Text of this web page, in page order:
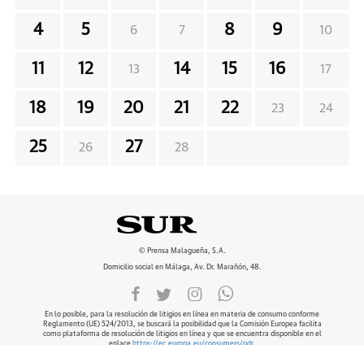
4 5 6 7 8 9 10
11 12 13 14 15 16 17
18 19 20 21 22 23 24
25 26 27 28
© Prensa Malagueña, S.A.
Domicilio social en Málaga, Av. Dr. Marañón, 48.
En lo posible, para la resolución de litigios en línea en materia de consumo conforme
Reglamento (UE) 524/2013, se buscará la posibilidad que la Comisión Europea facilita
como plataforma de resolución de litigios en línea y que se encuentra disponible en el